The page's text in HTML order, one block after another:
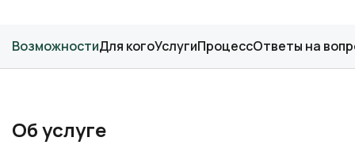
ВозможностиДля когоУслугиПроцессОтветы на
Об услуге